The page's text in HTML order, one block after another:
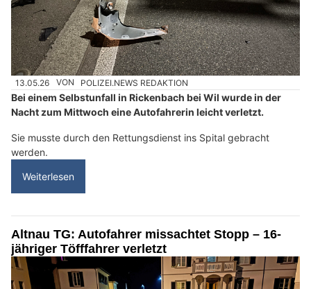
13.05.26 VON POLIZEI.NEWS REDAKTION
Bei einem Selbstunfall in Rickenbach bei Wil wurde in der
Nacht zum Mittwoch eine Autofahrerin leicht verletzt.
Sie musste durch den Rettungsdienst ins Spital gebracht
werden.
Weiterlesen
Altnau TG: Autofahrer missachtet Stopp – 16-
jähriger Töfffahrer verletzt